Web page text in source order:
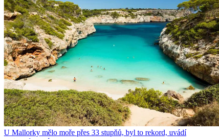
U Mallorky mělo moře přes 33 stupňů, byl to rekord, uvádí